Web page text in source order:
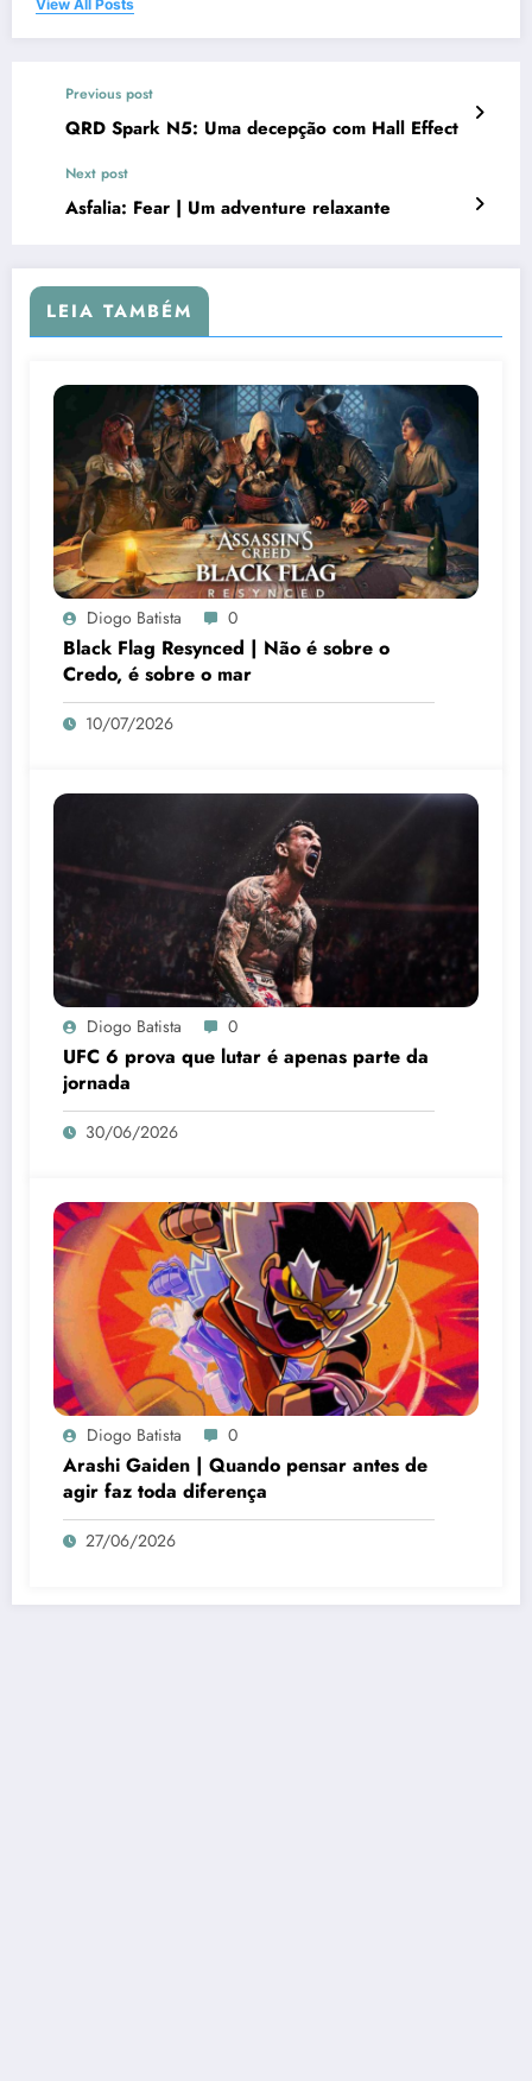
View All Posts
Previous post
QRD Spark N5: Uma decepção com Hall Effect
Next post
Asfalia: Fear | Um adventure relaxante
LEIA TAMBÉM
Diogo Batista 0
Black Flag Resynced | Não é sobre o
Credo, é sobre o mar
10/07/2026
Diogo Batista 0
UFC 6 prova que lutar é apenas parte da
jornada
30/06/2026
Diogo Batista 0
Arashi Gaiden | Quando pensar antes de
agir faz toda diferença
27/06/2026